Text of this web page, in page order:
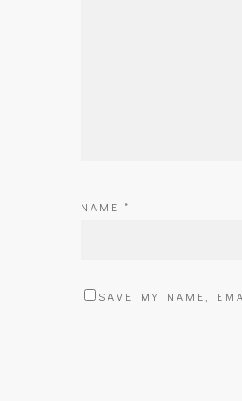
NAME *
SAVE MY NAME,